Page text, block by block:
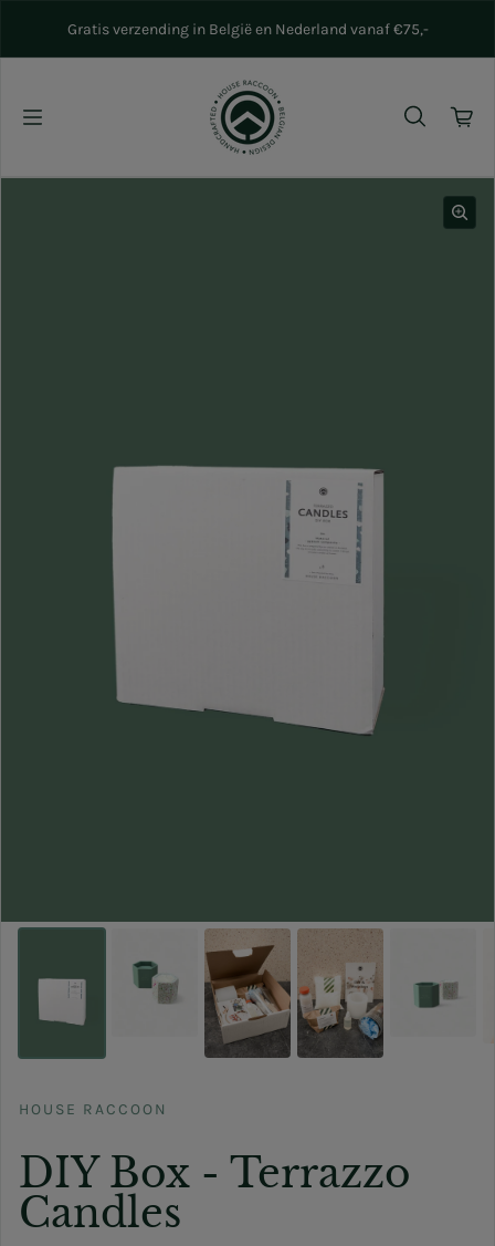
Gratis verzending in België en Nederland vanaf €75,-
HOUSE RACCOON
DIY Box - Terrazzo
Candles